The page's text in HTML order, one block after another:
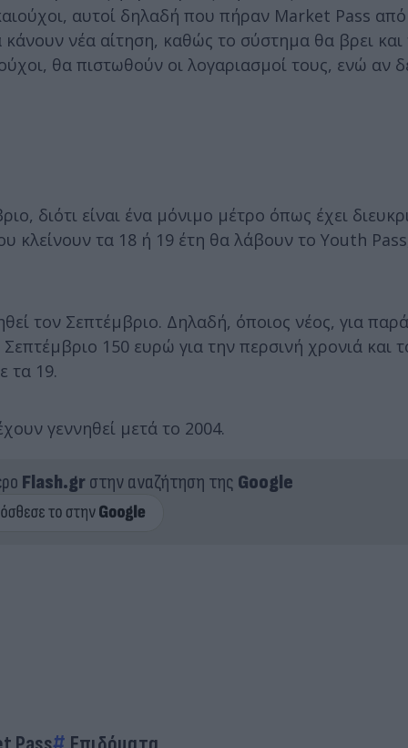
αυτοί δηλαδή που πήραν Market Pass
κάνουν νέα αίτηση, καθώς το σύστημα θα βρει και
θα πιστωθούν οι λογαριασμοί τους, ενώ αν
διότι είναι ένα μόνιμο μέτρο όπως έχει
κλείνουν τα 18 ή 19 έτη θα λάβουν το Υouth
τον Σεπτέμβριο. Δηλαδή, όποιος νέος, για
150 ευρώ για την περσινή χρονιά και
τα 19.
γεννηθεί μετά το 2004.
Flash.grστην αναζήτηση της Google